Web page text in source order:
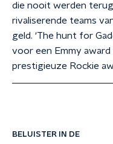
BELUISTER IN DE
die nooit werden
rivaliserende teams
geld. ‘The hunt for
voor een Emmy
prestigieuze Rockie